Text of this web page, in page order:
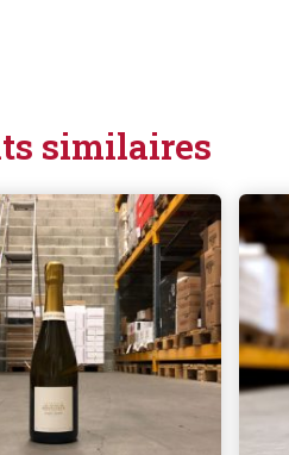
similaires